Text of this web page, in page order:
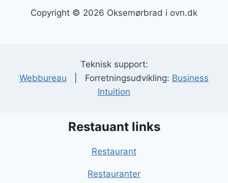
Copyright © 2026 Oksemørbrad i ovn.dk
Teknisk support:
Webbureau | Forretningsudvikling: Business
Intuition
Restauant links
Restaurant
Restauranter